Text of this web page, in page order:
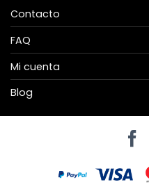
Contacto
FAQ
Mi cuenta
Blog